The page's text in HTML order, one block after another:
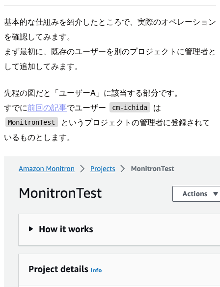
基本的な仕組みを紹介したところで、実際のオペレーション
を確認してみます。
まず最初に、既存のユーザーを別のプロジェクトに管理者と
して追加してみます。
先程の図だと「ユーザーA」に該当する部分です。
すでに前回の記事でユーザー cm-ichida は
MonitronTest
というプロジェクトの管理者に登録されて
いるものとします。